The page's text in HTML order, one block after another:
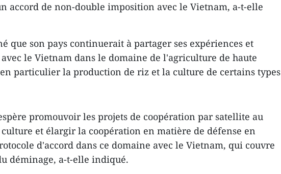
accord de non-double imposition avec le Vietnam, a-t-elle
que son pays continuerait à partager ses expériences et
le Vietnam dans le domaine de l'agriculture de haute
particulier la production de riz et la culture de certains types
promouvoir les projets de coopération par satellite au
et élargir la coopération en matière de défense en
d'accord dans ce domaine avec le Vietnam, qui couvre
déminage, a-t-elle indiqué.